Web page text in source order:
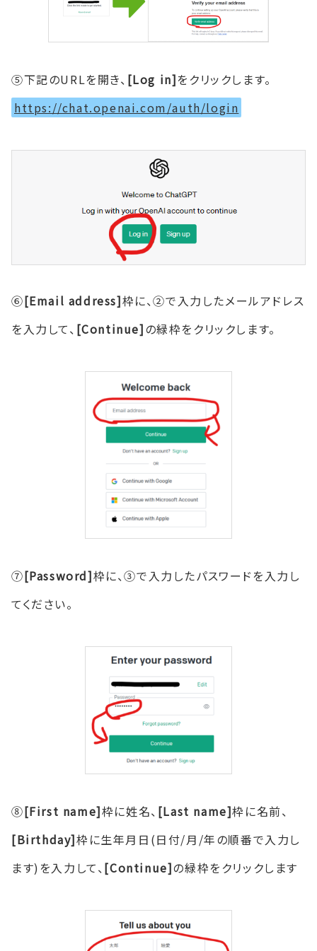
⑤下記のURLを開き、 [Log in]をクリックします。
https://chat.openai.com/auth/login
⑥[Email address]枠に、②で入力したメールアドレス
を入力して、 [Continue]の緑枠をクリックします。
⑦[Password]枠に、③で入力したパスワードを入力し
てください。
⑧[First name]枠に姓名、 [Last name]枠に名前、
[Birthday]枠に生年月日(日付/月/年の順番で入力し
ます)を入力して、 [Continue]の緑枠をクリックします